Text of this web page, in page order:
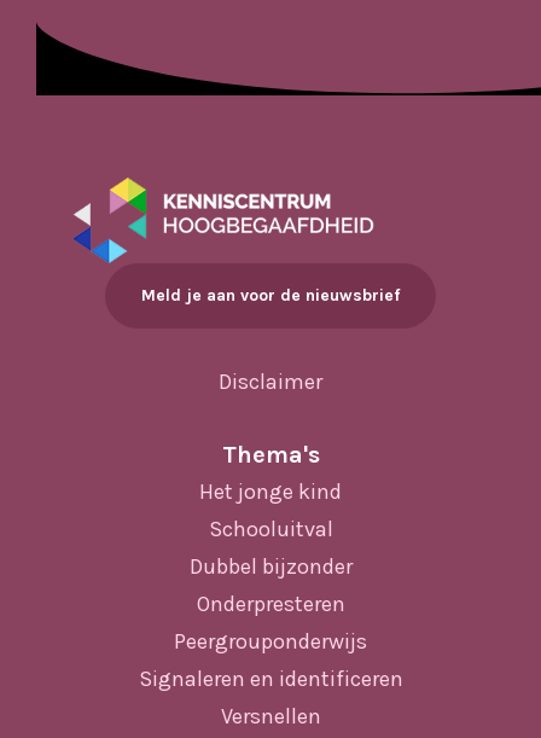
Meld je aan voor de nieuwsbrief
Disclaimer
Thema's
Het jonge kind
Schooluitval
Dubbel bijzonder
Onderpresteren
Peergrouponderwijs
Signaleren en identificeren
Versnellen